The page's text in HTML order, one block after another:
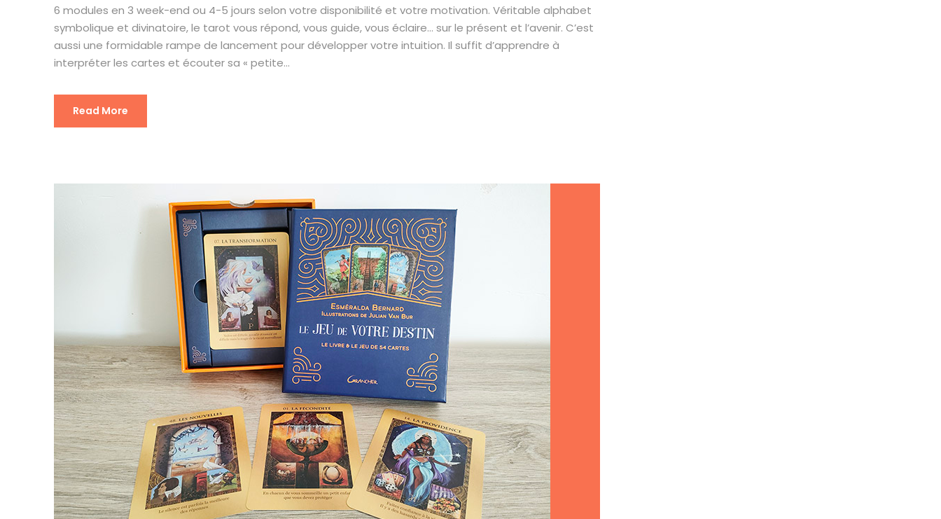
6 modules en 3 week-end ou 4-5 jours selon votre disponibilité et votre motivation. Véritable alphabet
symbolique et divinatoire, le tarot vous répond, vous guide, vous éclaire… sur le présent et l’avenir. C’est
aussi une formidable rampe de lancement pour développer votre intuition. Il suffit d’apprendre à
interpréter les cartes et écouter sa « petite...
Read More